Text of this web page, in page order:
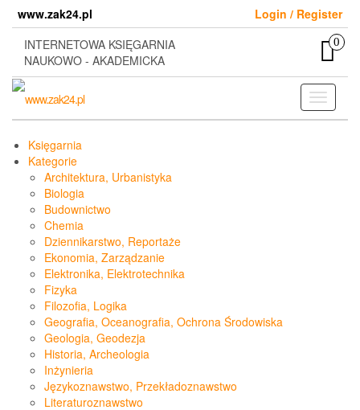
content
www.zak24.pl
Login / Register
INTERNETOWA KSIĘGARNIA
NAUKOWO - AKADEMICKA
0
Toggle
Księgarnia
Kategorie
Architektura, Urbanistyka
Biologia
Budownictwo
Chemia
Dziennikarstwo, Reportaże
Ekonomia, Zarządzanie
Elektronika, Elektrotechnika
Fizyka
Filozofia, Logika
Geografia, Oceanografia, Ochrona Środowiska
Geologia, Geodezja
Historia, Archeologia
Inżynieria
Językoznawstwo, Przekładoznawstwo
Literaturoznawstwo